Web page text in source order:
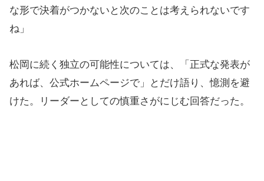
な形で決着がつかないと次のことは考えられないです
ね」
松岡に続く独立の可能性については、「正式な発表が
あれば、公式ホームページで」とだけ語り、憶測を避
けた。リーダーとしての慎重さがにじむ回答だった。